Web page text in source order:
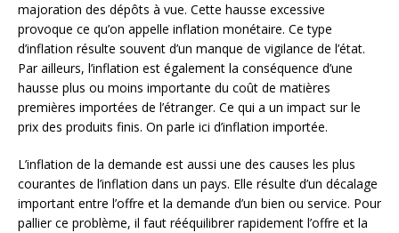
majoration des dépôts à vue. Cette hausse excessive
provoque ce qu’on appelle inflation monétaire. Ce type
d’inflation résulte souvent d’un manque de vigilance de l’état.
Par ailleurs, l’inflation est également la conséquence d’une
hausse plus ou moins importante du coût de matières
premières importées de l’étranger. Ce qui a un impact sur le
prix des produits finis. On parle ici d’inflation importée.
L’inflation de la demande est aussi une des causes les plus
courantes de l’inflation dans un pays. Elle résulte d’un décalage
important entre l’offre et la demande d’un bien ou service. Pour
pallier ce problème, il faut rééquilibrer rapidement l’offre et la